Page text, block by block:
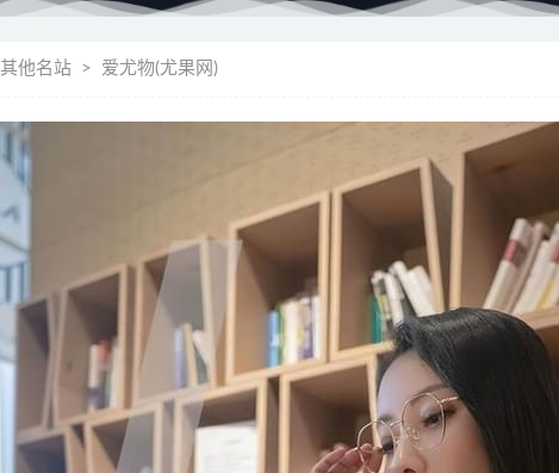
其他名站 爱尤物(尤果网)
白银81 – NO.125 自撮り VOL.64 [135P-755MB]
[Xiuren秀人网]2024.08.21 NO.9046 杏子
[Xiuren秀人网]2025.06.06 NO.10372 白芷
Shika小鹿鹿 NO.103 明日方舟 – 黑[15P-373M]